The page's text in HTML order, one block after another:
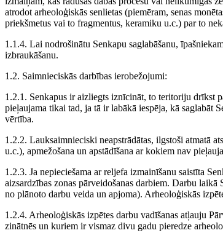
atrodot arheoloģiskās senlietas (piemēram, senas
priekšmetus vai to fragmentus, keramiku u.c.) par to
1.1.4. Lai nodrošinātu Senkapu saglabāšanu,
izbraukāšanu.
1.2. Saimnieciskās darbības ierobežojumi:
1.2.1. Senkapus ir aizliegts iznīcināt, to teritoriju drīkst
pieļaujama tikai tad, ja tā ir labākā iespēja, kā saglabāt
vērtība.
1.2.2. Lauksaimnieciski neapstrādātas, ilgstoši atmatā
u.c.), apmežošana un apstādīšana ar kokiem nav
1.2.3. Ja nepieciešama ar reljefa izmainīšanu saistīta
aizsardzības zonas pārveidošanas darbiem. Darbu
no plānoto darbu veida un apjoma). Arheoloģiskās
1.2.4. Arheoloģiskās izpētes darbu vadīšanas atļauju
zinātnēs un kuriem ir vismaz divu gadu pieredze